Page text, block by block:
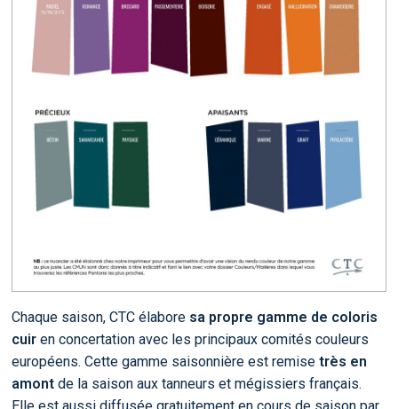
Chaque saison, CTC élabore sa propre gamme de coloris
cuiren concertation avec les principaux comités couleurs
européens. Cette gamme saisonnière est remisetrès en
amontde la saison aux tanneurs et mégissiers français.
Elle est aussi diffusée gratuitement en cours de saison par